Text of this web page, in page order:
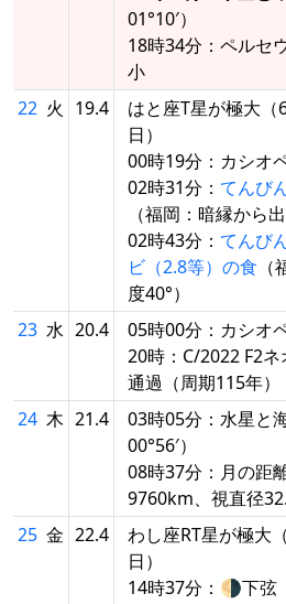
01°10′）
18時34分：ペルセ
小
22 火 19.4
はと座T星が極大
日）
00時19分：カシオ
02時31分： てんび
（福岡：暗縁から
02時43分： てんび
ビ（2.8等）の食
度40°）
23 水 20.4
05時00分：カシオ
20時：C/2022 F2
通過（周期115年）
24 木 21.4
03時05分：水星と
00°56′）
08時37分：月の距
9760km、視直径
25 金 22.4
わし座RT星が極大
日）
14時37分：🌗下弦